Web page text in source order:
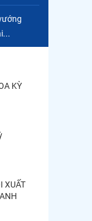
KỲ
XUẤT